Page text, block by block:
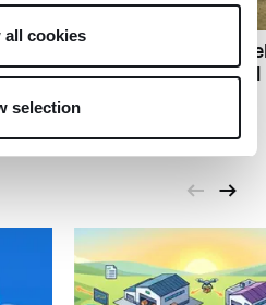
all cookies
selection
Z
Wie man das
bei großer Hitze kühl